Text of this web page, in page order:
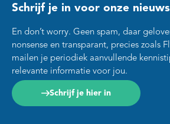
Schrijf je in voor onze
En don’t worry. Geen spam, daar
nonsense en transparant, precies zoals
mailen je periodiek aanvullende
relevante informatie voor jou.
Schrijf je hier in